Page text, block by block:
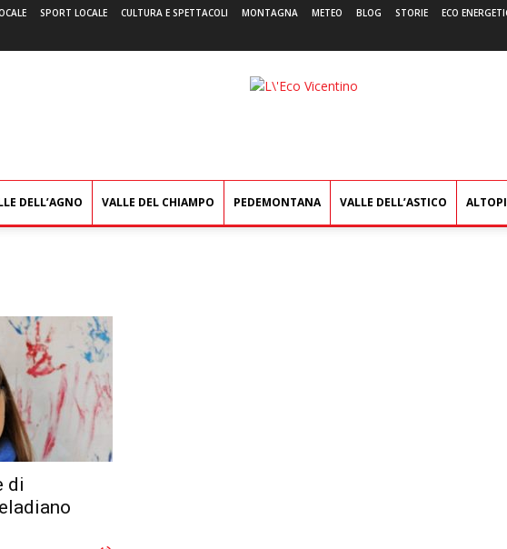
SPORT LOCALE CULTURA E SPETTACOLI MONTAGNA METEO BLOG STORIE ECO
L'Eco
DELL’AGNO VALLE DEL CHIAMPO PEDEMONTANA VALLE DELL’ASTICO
di